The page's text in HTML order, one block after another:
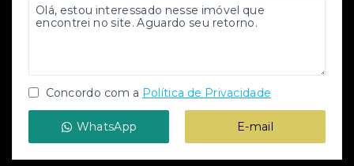
Concordo com a Política de Privacidade
WhatsApp E-mail